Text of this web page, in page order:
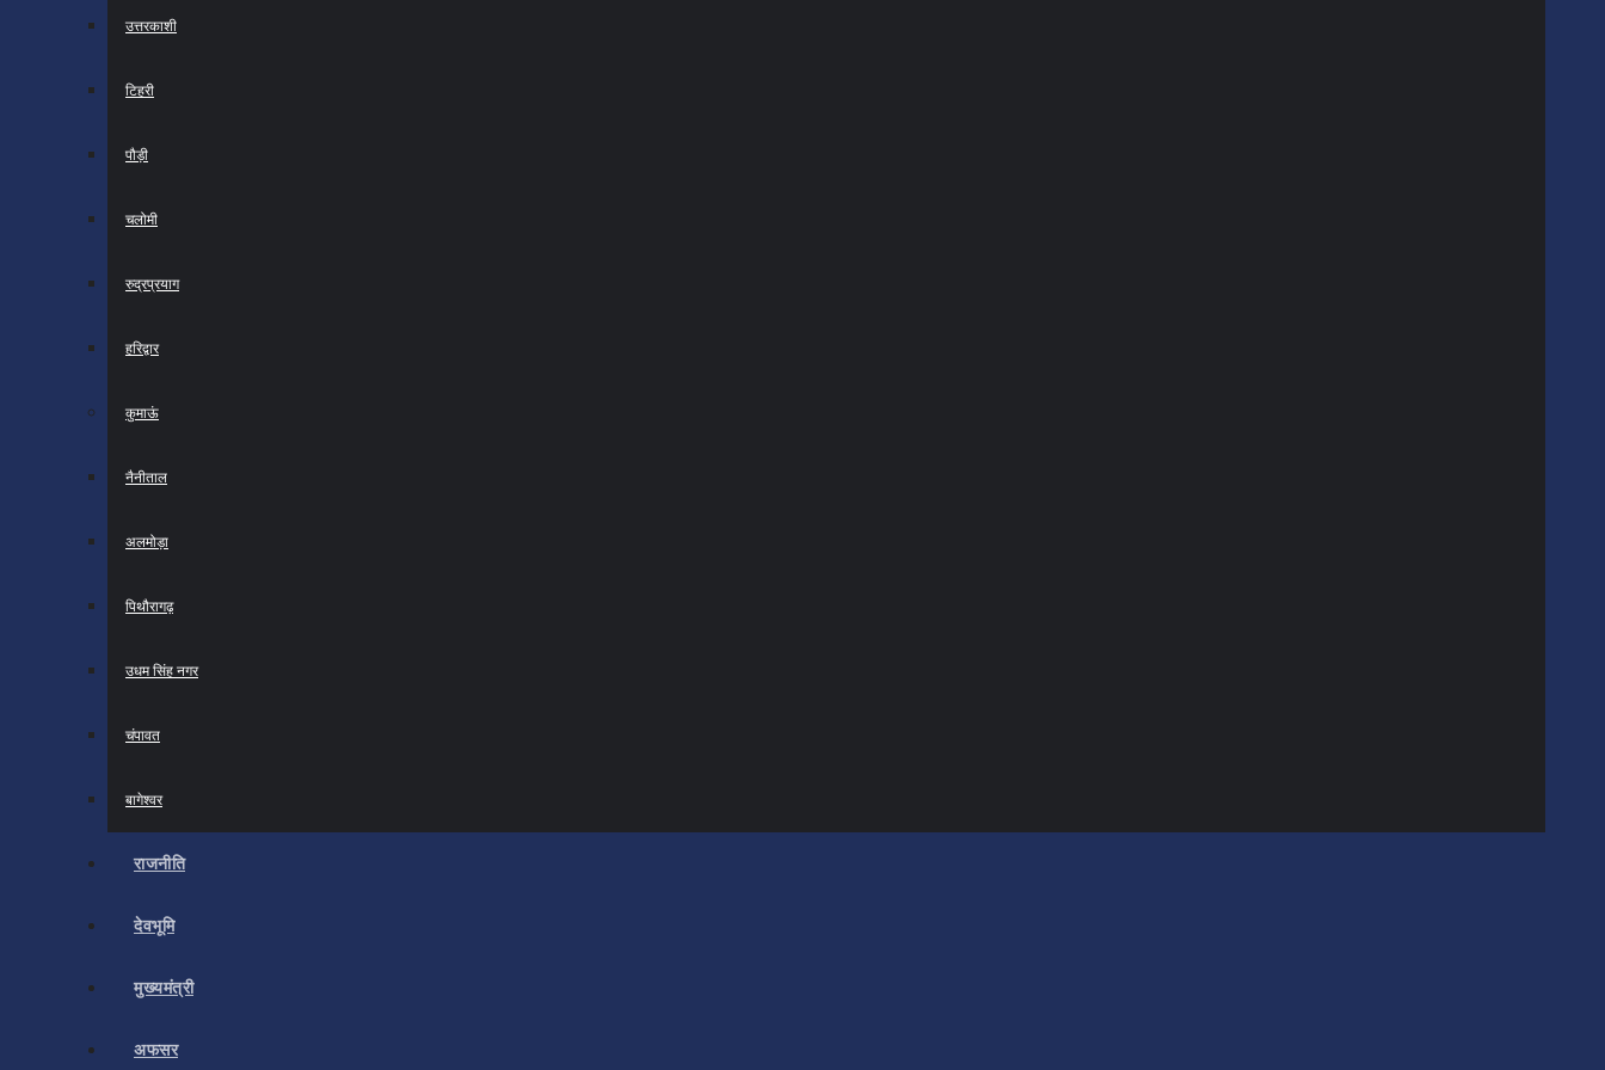
उत्तरकाशी
टिहरी
पौड़ी
चलोमी
रुद्रप्रयाग
हरिद्वार
कुमाऊं
नैनीताल
अलमोड़ा
पिथौरागढ़
उधम सिंह नगर
चंपावत
बागेश्वर
राजनीति
देवभूमि
मुख्यमंत्री
अफसर